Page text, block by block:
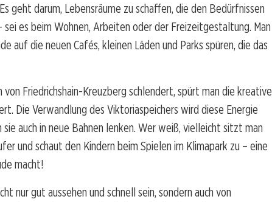
geht darum, Lebensräume zu schaffen, die den Bedürfnissen
sei es beim Wohnen, Arbeiten oder der Freizeitgestaltung. Man
auf die neuen Cafés, kleinen Läden und Parks spüren, die das
von Friedrichshain-Kreuzberg schlendert, spürt man die kreative
Die Verwandlung des Viktoriaspeichers wird diese Energie
auch in neue Bahnen lenken. Wer weiß, vielleicht sitzt man
und schaut den Kindern beim Spielen im Klimapark zu – eine
macht!
nur gut aussehen und schnell sein, sondern auch von